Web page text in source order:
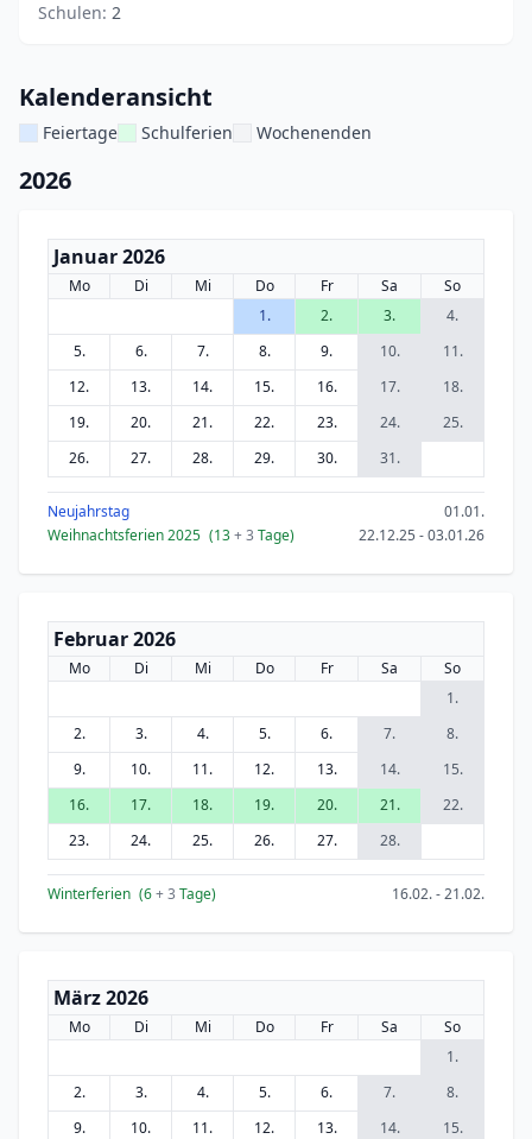
Schulen: 2
Kalenderansicht
Feiertage Schulferien Wochenenden
2026
Januar 2026
Mo Di Mi Do Fr Sa
So
1.
2. 3.
4.
5.
6. 7. 8. 9. 10.
11.
12.
13. 14. 15. 16. 17.
18.
19.
20. 21. 22. 23. 24.
25.
26.
27. 28. 29. 30. 31.
Neujahrstag
01.01.
Weihnachtsferien 2025 (13+ 3 Tage) 22.12.25 - 03.01.26
Februar 2026
Mo Di Mi Do Fr Sa
So
1.
2.
3. 4. 5. 6. 7.
8.
9.
10. 11. 12. 13. 14.
15.
16.
17. 18. 19. 20. 21.
22.
23.
24. 25. 26. 27. 28.
Winterferien (6+ 3 Tage) 16.02. - 21.02.
März 2026
Mo Di Mi Do Fr Sa
So
1.
2.
3. 4. 5. 6. 7.
8.
9.
10. 11. 12. 13. 14.
15.